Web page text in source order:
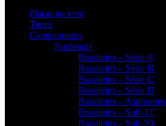
Placar ao vivo
Times
Campeonatos
Nacionais
Brasileiro – Série A
Brasileiro – Série B
Brasileiro – Série C
Brasileiro – Série D
Brasileiro – Aspirantes
Brasileiro – Sub-17
Brasileiro – Sub-20